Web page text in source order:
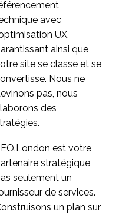
sur
à
0
n'est
3
avec
UX,
ainsi que
site se classe et se
Nous ne
pas, nous
des
est votre
stratégique,
seulement un
de services.
un plan sur